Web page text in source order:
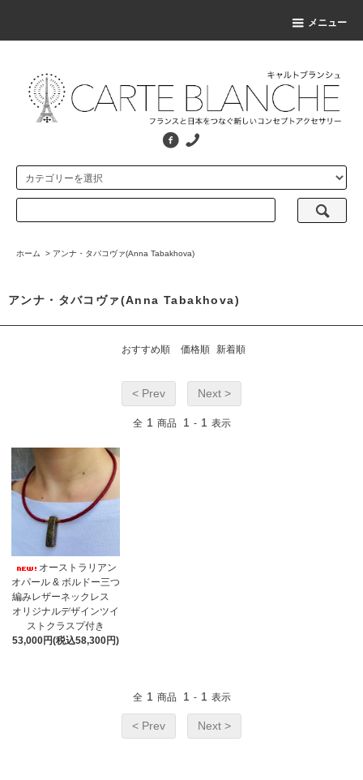
メニュー
ホーム > アンナ・タバコヴァ(Anna Tabakhova)
アンナ・タバコヴァ(Anna Tabakhova)
おすすめ順 価格順 新着順
< Prev Next >
全 1 商品 1 - 1 表示
オーストラリアン
オパール & ボルドー三つ
編みレザーネックレス
オリジナルデザインツイ
ストクラスプ付き
53,000円(税込58,300円)
全 1 商品 1 - 1 表示
< Prev Next >